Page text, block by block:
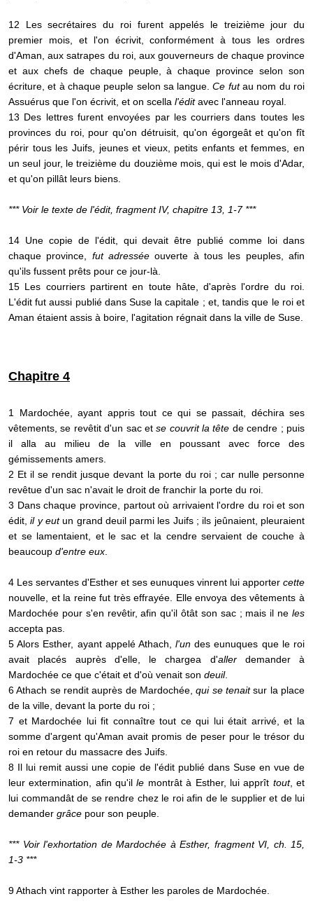
12 Les secrétaires du roi furent appelés le treizième jour du
premier mois, et l'on écrivit, conformément à tous les ordres
d'Aman, aux satrapes du roi, aux gouverneurs de chaque province
et aux chefs de chaque peuple, à chaque province selon son
écriture, et à chaque peuple selon sa langue.Ce futau nom du roi
Assuérus que l'on écrivit, et on scella l'éditavec l'anneau royal.
13 Des lettres furent envoyées par les courriers dans toutes les
provinces du roi, pour qu'on détruisit, qu'on égorgeât et qu'on fît
périr tous les Juifs, jeunes et vieux, petits enfants et femmes, en
un seul jour, le treizième du douzième mois, qui est le mois d'Adar,
et qu'on pillât leurs biens.
*** Voir le texte de l'édit, fragment IV, chapitre 13, 1-7 ***
14 Une copie de l'édit, qui devait être publié comme loi dans
chaque province, fut adressée ouverte à tous les peuples, afin
qu'ils fussent prêts pour ce jour-là.
15 Les courriers partirent en toute hâte, d'après l'ordre du roi.
L'édit fut aussi publié dans Suse la capitale ; et, tandis que le roi et
Aman étaient assis à boire, l'agitation régnait dans la ville de Suse.
Chapitre 4
1 Mardochée, ayant appris tout ce qui se passait, déchira ses
vêtements, se revêtit d'un sac etse couvrit la tête de cendre ; puis
il alla au milieu de la ville en poussant avec force des
gémissements amers.
2 Et il se rendit jusque devant la porte du roi ; car nulle personne
revêtue d'un sac n'avait le droit de franchir la porte du roi.
3 Dans chaque province, partout où arrivaient l'ordre du roi et son
édit,il y eutun grand deuil parmi les Juifs ; ils jeûnaient, pleuraient
et se lamentaient, et le sac et la cendre servaient de couche à
beaucoup d'entre eux
4 Les servantes d'Esther et ses eunuques vinrent lui apporter cette
nouvelle, et la reine fut très effrayée. Elle envoya des vêtements à
Mardochée pour s'en revêtir, afin qu'il ôtât son sac ; mais il ne les
accepta pas.
5 Alors Esther, ayant appelé Athach,l'un des eunuques que le roi
avait placés auprès d'elle, le chargea d'allerdemander à
Mardochée ce que c'était et d'où venait son deuil.
6 Athach se rendit auprès de Mardochée,qui se tenaitsur la place
de la ville, devant la porte du roi ;
7 et Mardochée lui fit connaître tout ce qui lui était arrivé, et la
somme d'argent qu'Aman avait promis de peser pour le trésor du
roi en retour du massacre des Juifs.
8 Il lui remit aussi une copie de l'édit publié dans Suse en vue de
leur extermination, afin qu'ille montrât à Esther, lui apprît tout, et
lui commandât de se rendre chez le roi afin de le supplier et de lui
demander grâce pour son peuple.
*** Voir l'exhortation de Mardochée à Esther, fragment VI, ch. 15,
1-3 ***
9 Athach vint rapporter à Esther les paroles de Mardochée.